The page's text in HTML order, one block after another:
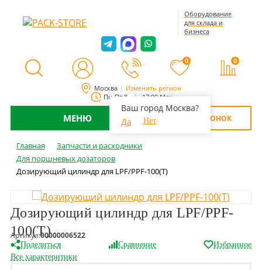
Москва Изменить регион
Ваш город Москва?
Да
Нет
Пн-Пт 8:00 - 17:00 Мск
Оборудование
для склада и
бизнеса
0 0
МЕНЮ ОБРАТНЫЙ ЗВОНОК
Главная
Запчасти и расходники
Для поршневых дозаторов
Дозирующий цилиндр для LPF/PPF-100(Т)
Дозирующий цилиндр для LPF/PPF-
100(Т)
Артикул:00000006522
Поделиться Сравнение
Избранное
Все характеритики